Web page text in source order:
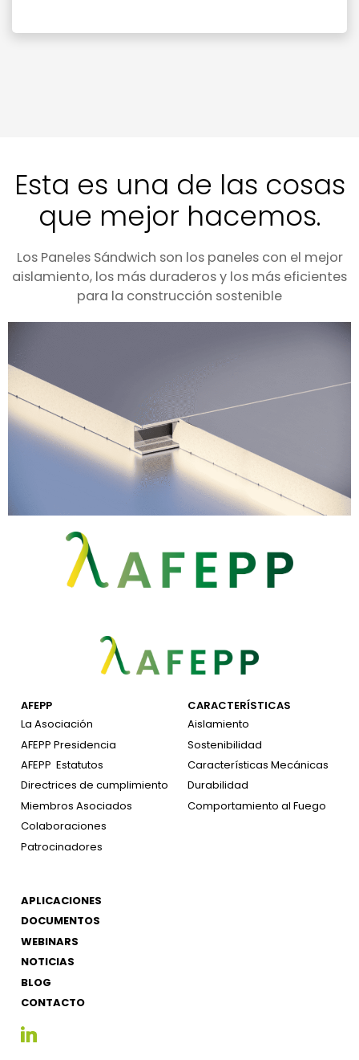
Esta es una de las cosas
que mejor hacemos.
Los Paneles Sándwich son los paneles con el mejor
aislamiento, los más duraderos y los más eficientes
para la construcción sostenible
AFEPP
La Asociación
AFEPP Presidencia
AFEPP Estatutos
Directrices de cumplimiento
Miembros Asociados
Colaboraciones
Patrocinadores
CARACTERÍSTICAS
Aislamiento
Sostenibilidad
Características Mecánicas
Durabilidad
Comportamiento al Fuego
APLICACIONES
DOCUMENTOS
WEBINARS
NOTICIAS
BLOG
CONTACTO